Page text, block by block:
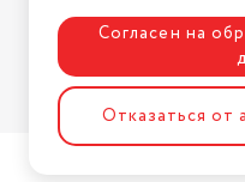
Угол обзора объектива
Форматы аудиофайлов
Размеры с подставкой
Разработка
Согласен на
Отказаться от